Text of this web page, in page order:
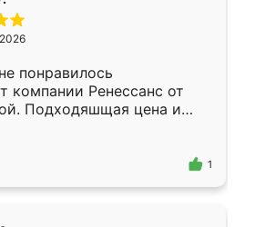
понравилось
компании Ренессанс от
Подходяшщая цена и
изготовления. Приехавший
Владислав
эскизу самый
1